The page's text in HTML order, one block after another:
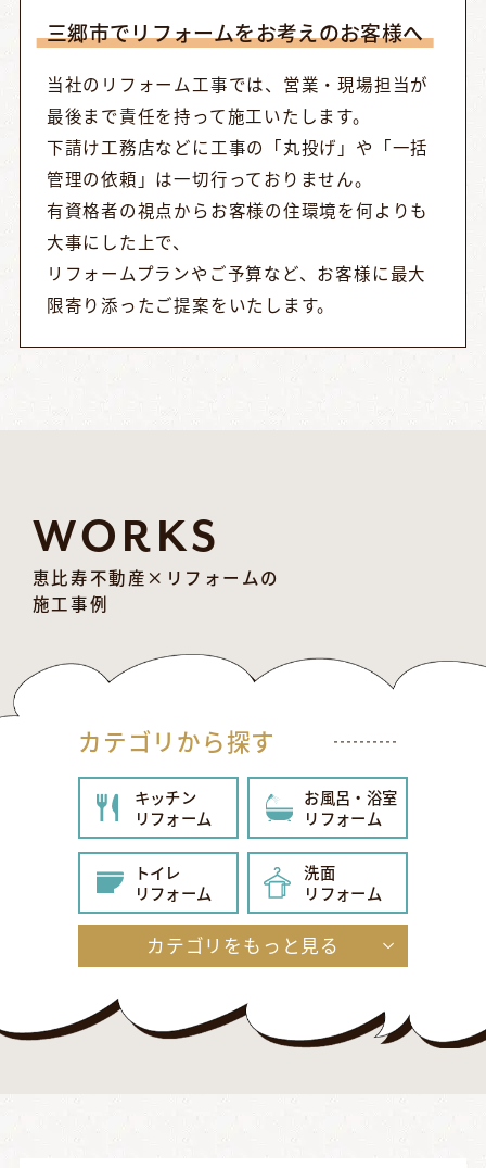
三郷市でリフォームをお考えのお客様へ
当社のリフォーム工事では、営業・現場担当が
最後まで責任を持って施工いたします。
下請け工務店などに工事の「丸投げ」や「一括
管理の依頼」は一切行っておりません。
有資格者の視点からお客様の住環境を何よりも
大事にした上で、
リフォームプランやご予算など、お客様に最大
限寄り添ったご提案をいたします。
WORKS
恵比寿不動産×リフォームの
施工事例
カテゴリから探す
キッチン
リフォーム
お風呂・浴室
リフォーム
トイレ
リフォーム
洗面
リフォーム
給湯器
リフォーム
内装
リフォーム
玄関
リフォーム
エクステリア
リフォーム
外壁・屋根
その他
カテゴリをもっと見る